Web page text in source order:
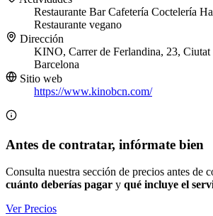
Restaurante BarCafetería Coctelería
Restaurante vegano
Dirección
KINO, Carrer de Ferlandina, 23, Ciutat
Barcelona
Sitio web
https://www.kinobcn.com/
Antes de contratar, infórmate bien
Consulta nuestra sección de precios antes de
cuánto deberías pagar y qué incluye el
Ver Precios